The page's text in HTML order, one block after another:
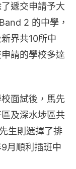
遞交申請予大
2 的中學，
界共10所中
請的學校多達
面試後，馬先
及深水埗區共
生則選擇了排
月順利插班中